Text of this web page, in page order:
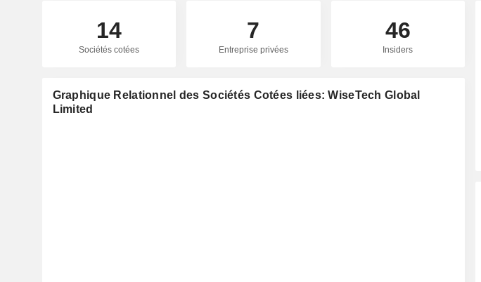
14
Sociétés cotées
7
Entreprise privées
46
Insiders
Graphique Relationnel des Sociétés Cotées liées: WiseTech Global
Limited